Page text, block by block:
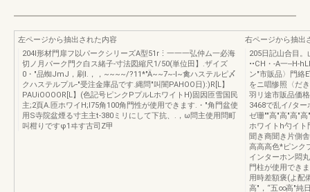
左ページから抽出された内容
204I形材門扉フ以パークシリーズA型51r⋮一一一弘仲ム一必海
切ノ月パーク門ク白ス緒子-寸法図縮尺1/50(単位田】.ザイズ
0・"品蜘JmJ，刷I.，，~~~~/?11*"Ä~~7~-I~禽ハステルピ〆
クハステルプル-"受注金庫品です.縄問"叫闇PAHOO日):)R[L】
PAUiOOOOR[L】(色記号ピンクPプルLホワイトH)固因匝雪国民
主;2頁A.匝ホワイH;l75角100角門性が使用できます.・"角門盆使
用S寺院盆煙る寸主主t-380ミリにして下抗、.，ω問主使用問町
叫柑りですφ1ヰす古司Z甲
右ページから抽出
205日記山合目
••CH・-A一--H-
ン"市販品〉門絡
をニ唱惨照〈だ
羽リ途市販品価
3468で乱イ/ター
ゼ珊""高"高"高"
ホワイトh勺イト
聞き商聞き片側
高高高色*ピンク
インターホン悶
門柱が使用でき
用時差額褒(よ配
高"，“五∞高"純